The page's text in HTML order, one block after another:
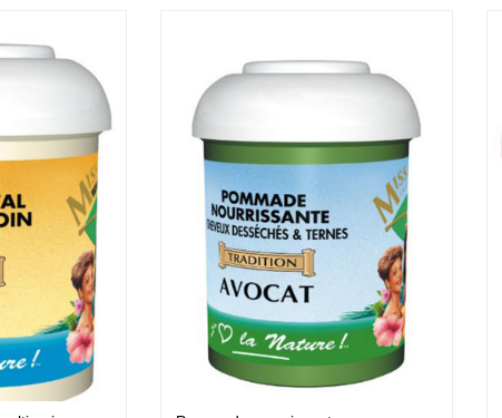
Pommade
nourrissante
Crème capillaire